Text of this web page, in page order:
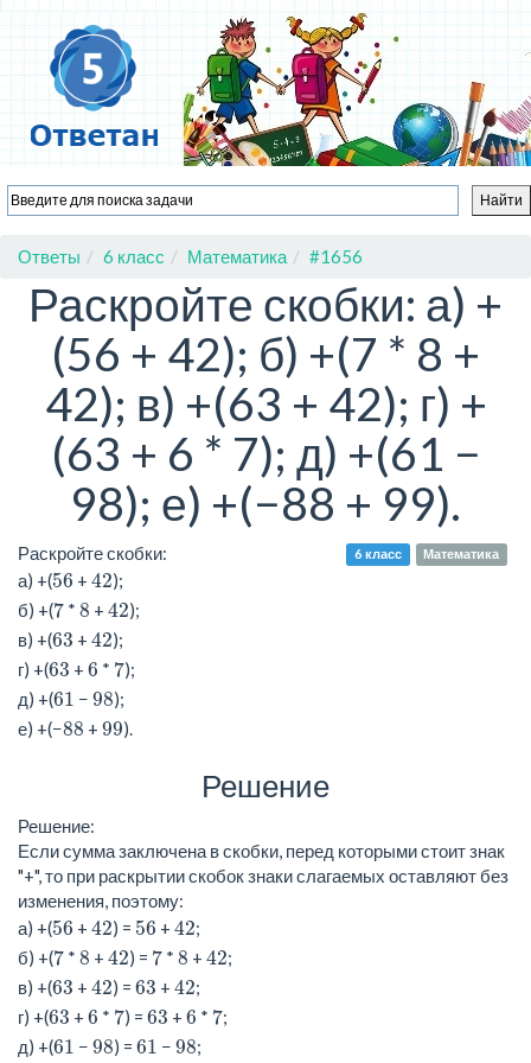
Ответы 6 класс Математика #1656
Раскройте скобки: а) +
(56 + 42); б) +(7 * 8 +
42); в) +(63 + 42); г) +
(63 + 6 * 7); д) +(61 −
98); е) +(−88 + 99).
6 класс Математика
Раскройте скобки:
а) +(56 + 42);
б) +(7 * 8 + 42);
в) +(63 + 42);
г) +(63 + 6 * 7);
д) +(61 − 98);
е) +(−88 + 99).
Решение
Решение:
Если сумма заключена в скобки, перед которыми стоит знак
"+", то при раскрытии скобок знаки слагаемых оставляют без
изменения, поэтому:
а) +(56 + 42) = 56 + 42;
б) +(7 * 8 + 42) = 7 * 8 + 42;
в) +(63 + 42) = 63 + 42;
г) +(63 + 6 * 7) = 63 + 6 * 7;
д) +(61 − 98) = 61 − 98;